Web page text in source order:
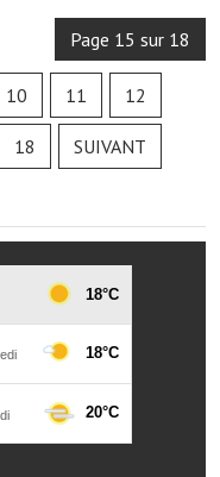
Page 15 sur 18
10 11 12
18 SUIVANT